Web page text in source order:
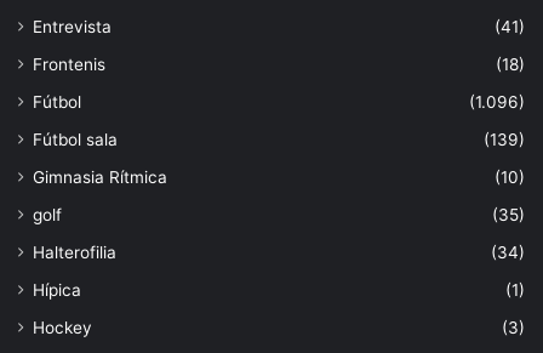
Entrevista
(41)
Frontenis
(18)
Fútbol
(1.096)
Fútbol sala
(139)
Gimnasia Rítmica
(10)
golf
(35)
Halterofilia
(34)
Hípica
(1)
Hockey
(3)